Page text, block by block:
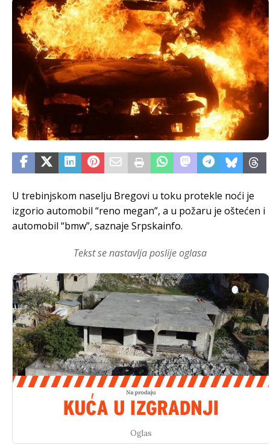
U trebinjskom naselju Bregovi u toku protekle noći je
izgorio automobil “reno megan”, a u požaru je oštećen i
automobil “bmw”, saznaje Srpskainfo.
Tekst se nastavlja poslije oglasa
Oglas